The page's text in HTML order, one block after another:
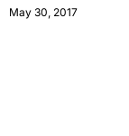
May 30, 2017